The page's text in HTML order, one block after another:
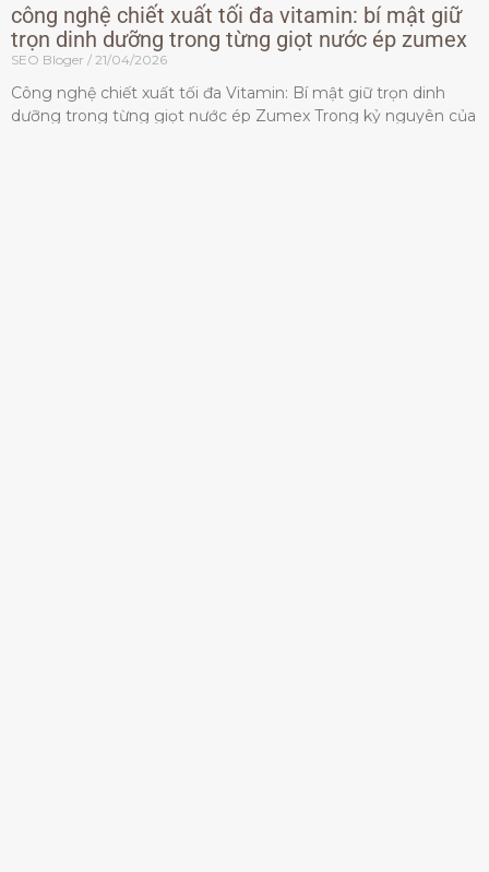
công nghệ chiết xuất tối đa vitamin: bí mật giữ
trọn dinh dưỡng trong từng giọt nước ép zumex
SEO Bloger 21/04/2026
Công nghệ chiết xuất tối đa Vitamin: Bí mật giữ trọn dinh
dưỡng trong từng giọt nước ép Zumex Trong kỷ nguyên của